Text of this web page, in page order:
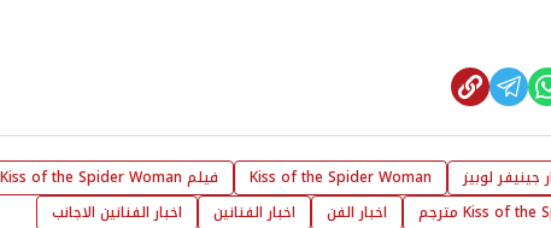
جينيفر لوبيز Kiss of the Spider Woman
فيلم Kiss of the Spider Woman
اخبار الفن اخبار الفنانين
اخبار الفنانين الاجانب